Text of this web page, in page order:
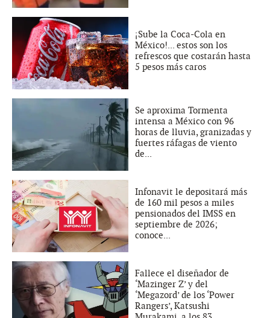
¡Sube la Coca-Cola en
México!... estos son los
refrescos que costarán hasta
5 pesos más caros
Se aproxima Tormenta
intensa a México con 96
horas de lluvia, granizadas y
fuertes ráfagas de viento
de...
Infonavit le depositará más
de 160 mil pesos a miles
pensionados del IMSS en
septiembre de 2026;
conoce...
Fallece el diseñador de
‘Mazinger Z’ y del
‘Megazord’ de los ‘Power
Rangers’, Katsushi